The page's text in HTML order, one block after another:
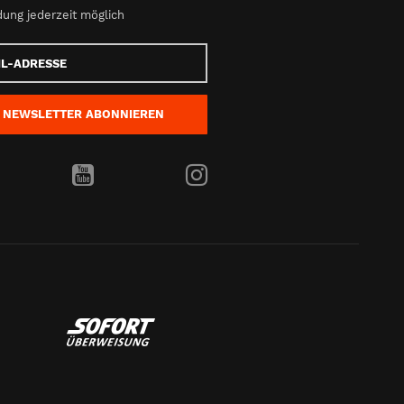
jederzeit möglich
NEWSLETTER ABONNIEREN